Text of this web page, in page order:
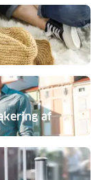
af